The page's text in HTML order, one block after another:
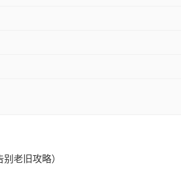
老旧攻略）